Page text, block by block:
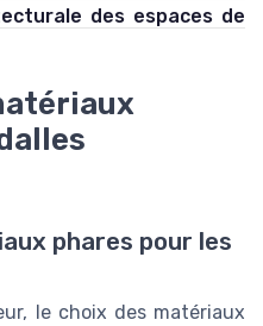
des espaces de
phares pour les
le choix des matériaux